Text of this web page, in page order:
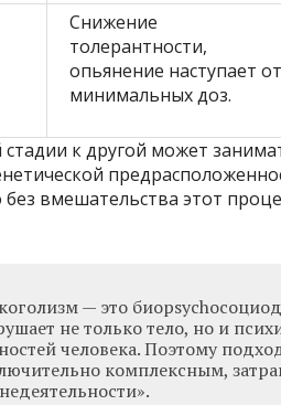
Снижение
толерантности,
опьянение наступает от
минимальных доз.
к другой может
вмешательства этот
— это
не только тело, но и
человека. Поэтому
комплексным,